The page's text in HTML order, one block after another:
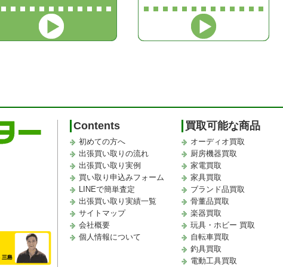
Contents
初めての方へ
出張買い取りの流れ
出張買い取り実例
買い取り申込みフォーム
LINEで簡単査定
出張買い取り実績一覧
サイトマップ
会社概要
個人情報について
買取可能な商品
オーディオ買取
厨房機器買取
家電買取
家具買取
ブランド品買取
骨董品買取
楽器買取
玩具・ホビー 買取
自転車買取
釣具買取
電動工具買取